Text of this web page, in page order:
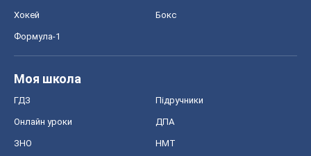
Хокей Бокс
Формула-1
Моя школа
ГДЗ Підручники
Онлайн уроки ДПА
ЗНО НМТ